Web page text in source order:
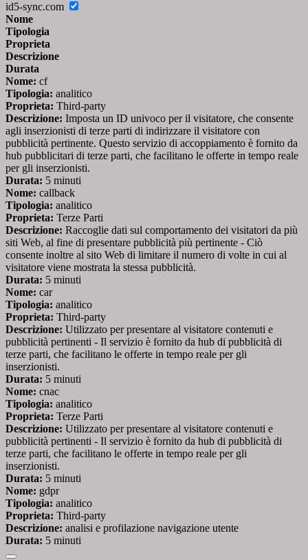
id5-sync.com
Nome
Tipologia
Proprieta
Descrizione
Durata
Nome: cf
Tipologia: analitico
Proprieta: Third-party
Descrizione: Imposta un ID univoco per il visitatore, che consente
agli inserzionisti di terze parti di indirizzare il visitatore con
pubblicità pertinente. Questo servizio di accoppiamento è fornito da
hub pubblicitari di terze parti, che facilitano le offerte in tempo reale
per gli inserzionisti.
Durata: 5 minuti
Nome: callback
Tipologia: analitico
Proprieta: Terze Parti
Descrizione: Raccoglie dati sul comportamento dei visitatori da più
siti Web, al fine di presentare pubblicità più pertinente - Ciò
consente inoltre al sito Web di limitare il numero di volte in cui al
visitatore viene mostrata la stessa pubblicità.
Durata: 5 minuti
Nome: car
Tipologia: analitico
Proprieta: Third-party
Descrizione: Utilizzato per presentare al visitatore contenuti e
pubblicità pertinenti - Il servizio è fornito da hub di pubblicità di
terze parti, che facilitano le offerte in tempo reale per gli
inserzionisti.
Durata: 5 minuti
Nome: cnac
Tipologia: analitico
Proprieta: Terze Parti
Descrizione: Utilizzato per presentare al visitatore contenuti e
pubblicità pertinenti - Il servizio è fornito da hub di pubblicità di
terze parti, che facilitano le offerte in tempo reale per gli
inserzionisti.
Durata: 5 minuti
Nome: gdpr
Tipologia: analitico
Proprieta: Third-party
Descrizione: analisi e profilazione navigazione utente
Durata: 5 minuti